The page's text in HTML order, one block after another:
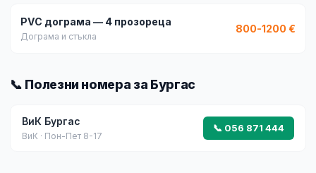
PVC дограма — 4 прозореца
Дограма и стъкла
800-1200 €
📞 Полезни номера за Бургас
ВиК Бургас
ВиК · Пон-Пет 8-17
📞 056 871 444